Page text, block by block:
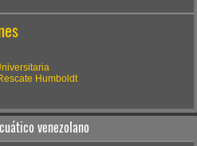
Humboldt
venezolano